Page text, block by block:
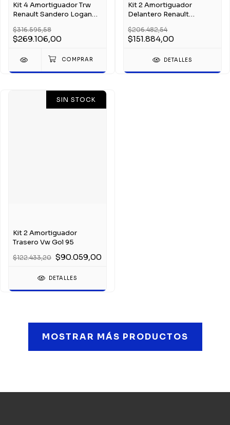
Kit 4 Amortiguador Trw
Renault Sandero Logan
$316.595,58
$269.106,00
Kit 2 Amortiguador
Delantero Renault
$206.482,54
$151.884,00
DETALLES
SIN STOCK
Kit 2 Amortiguador
Trasero Vw Gol 95
$122.433,20 $90.059,00
DETALLES
MOSTRAR MÁS PRODUCTOS